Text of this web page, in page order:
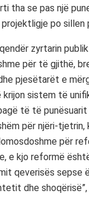
tha se pas një
po sillen
zyrtarin
për të gjithë,
pjesëtarët e
sistem të
të të
për njëri-tjetrin,
për
e kjo reformë
qeverisës sepse
dhe